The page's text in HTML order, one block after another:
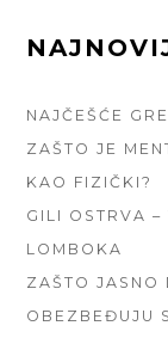
FOOTER
NAJČEŠĆE
ZAŠTO JE
KAO FIZIČKI?
GILI OSTRVA
LOMBOKA
ZAŠTO JASNO
OBEZBEĐUJU